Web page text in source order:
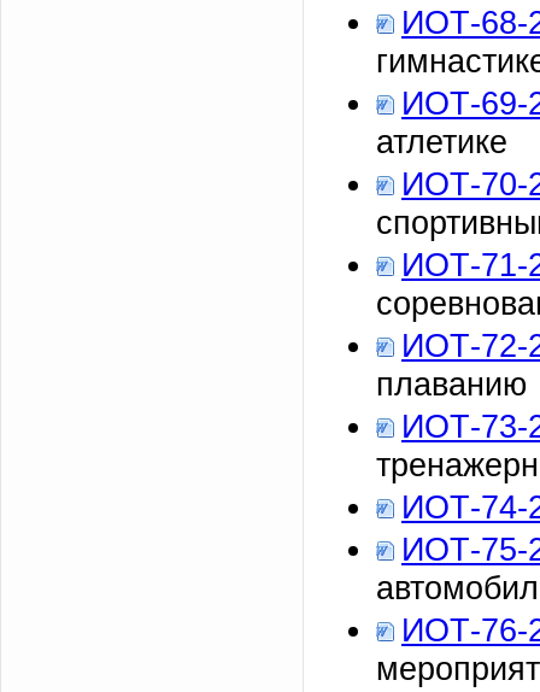
ИОТ-68-
ИОТ-69-
атлетике
ИОТ-70-
ИОТ-71-
ИОТ-72-
плаванию
ИОТ-73-
ИОТ-74-
ИОТ-75-
ИОТ-76-